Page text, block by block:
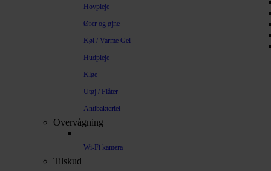
Hovpleje
Ører og øjne
Køl / Varme Gel
Hudpleje
Kløe
Utøj / Flåter
Antibakteriel
Overvågning
Wi-Fi kamera
Tilskud